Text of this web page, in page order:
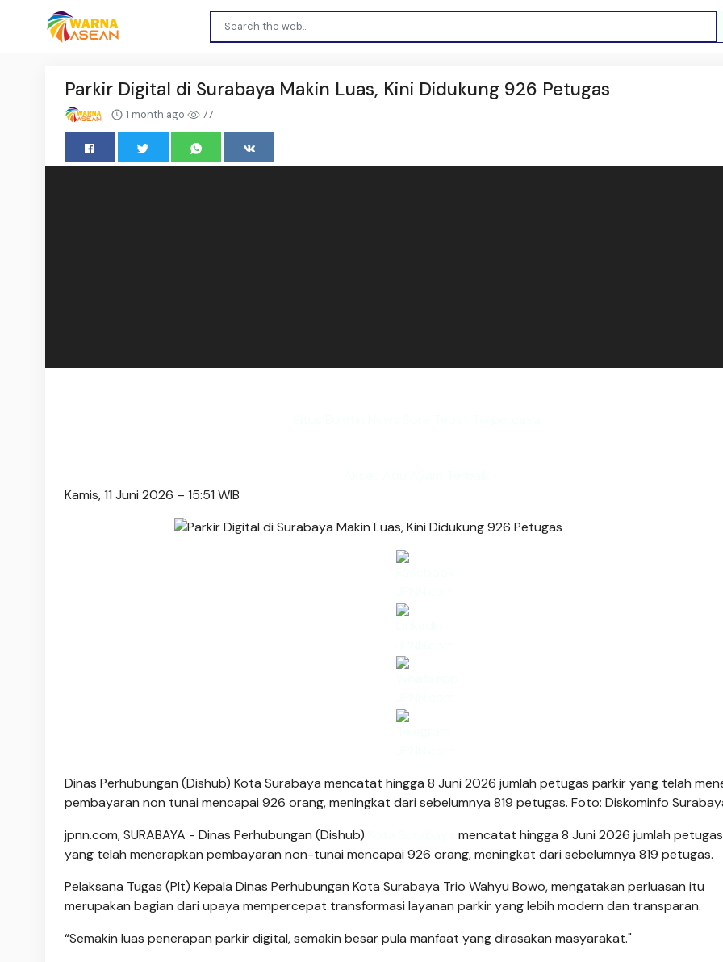
Parkir Digital di Surabaya Makin Luas, Kini Didukung 926 Petugas
1 month ago 77
Kamis, 11 Juni 2026 – 15:51 WIB
Dinas Perhubungan (Dishub) Kota Surabaya mencatat hingga 8 Juni 2026 jumlah petugas parkir yang telah
pembayaran non tunai mencapai 926 orang, meningkat dari sebelumnya 819 petugas. Foto: Diskominfo
jpnn.com, SURABAYA - Dinas Perhubungan (Dishub)
mencatat hingga 8 Juni 2026 jumlah
yang telah menerapkan pembayaran non-tunai mencapai 926 orang, meningkat dari sebelumnya 819 petugas.
Pelaksana Tugas (Plt) Kepala Dinas Perhubungan Kota Surabaya Trio Wahyu Bowo, mengatakan perluasan itu
merupakan bagian dari upaya mempercepat transformasi layanan parkir yang lebih modern dan transparan.
“Semakin luas penerapan parkir digital, semakin besar pula manfaat yang dirasakan masyarakat."